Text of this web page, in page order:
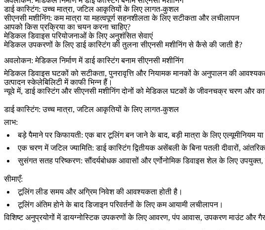
डाई कास्टिंग: उच्च मात्रा, जटिल आकृतियों के लिए लागत-कुशल
सीएनसी मशीनिंग: कम मात्रा या महत्वपूर्ण सहनशीलता के लिए सटीकता और लचीलापन
आपको किस प्रक्रिया का चयन करना चाहिए?
मेडिकल डिवाइस परियोजनाओं के लिए अनुशंसित सेवाएं
मेडिकल उपकरणों के लिए डाई कास्टिंग की तुलना सीएनसी मशीनिंग से कैसे की जाती है?
अवलोकन: मेडिकल निर्माण में डाई कास्टिंग बनाम सीएनसी मशीनिंग
मेडिकल डिवाइस घटकों को सटीकता, पुनरावृत्ति और नियामक मानकों के अनुपालन की
उत्पादन स्केलेबिलिटी में काफी भिन्न हैं।
न्यूवे में,डाई कास्टिंगऔरसीएनसी मशीनिंगदोनों को मेडिकल घटकों के जीवनचक्र चरण और
डाई कास्टिंग: उच्च मात्रा, जटिल आकृतियों के लिए लागत-कुशल
लाभ:
बड़े पैमाने पर किफायती: एक बार टूलिंग बन जाने के बाद, बड़ी मात्रा के लिएएल्यूमीनियमया
एक चरण में जटिल ज्यामिति: डाई कास्टिंग द्वितीयक असेंबली के बिना पतली दीवारों,
सुसंगत सतह परिष्करण: सौंदर्यबोधक आवासों और एर्गोनोमिक डिवाइस शेल के लिए
सीमाएँ:
टूलिंग लीड समय और अग्रिम निवेश की आवश्यकता होती है।
टूलिंग अंतिम होने के बाद डिजाइन परिवर्तनों के लिए कम आयामी लचीलापन।
विशिष्ट अनुप्रयोगों में डायग्नोस्टिक उपकरणों के लिए आवरण, पंप आवास, उपकरण माउंट और